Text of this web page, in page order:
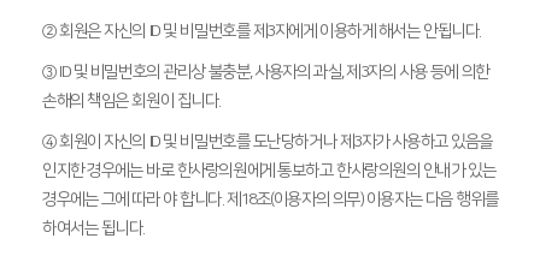
② 회원은 자신의 ID 및 비밀번호를 제3자에게 이용하게 해서는 안됩니다.
③ ID 및 비밀번호의 관리상 불충분, 사용자의 과실, 제3자의 사용 등에 의한
손해의 책임은 회원이 집니다.
④ 회원이 자신의 ID 및 비밀번호를 도난당하거나 제3자가 사용하고 있음을
인지한 경우에는 바로 한사랑의원에게 통보하고 한사랑의원의 안내가 있는
경우에는 그에 따라 야 합니다. 제18조(이용자의 의무) 이용자는 다음 행위를
하여서는 됩니다.